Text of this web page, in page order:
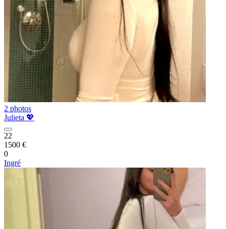
2 photos
Julieta 💖
22
1500 €
0
Ingré